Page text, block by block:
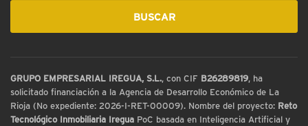
GRUPO EMPRESARIAL IREGUA, S.L., con CIF B26289819, ha
solicitado financiación a la Agencia de Desarrollo Económico de La
Rioja (No expediente: 2026-I-RET-00009). Nombre del proyecto: Reto
Tecnológico Inmobiliaria Iregua PoC basada en Inteligencia Artificial y